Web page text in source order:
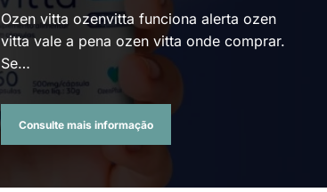
Ozen vitta ozenvitta funciona alerta ozen
vitta vale a pena ozen vitta onde comprar.
Se…
Consulte mais informação